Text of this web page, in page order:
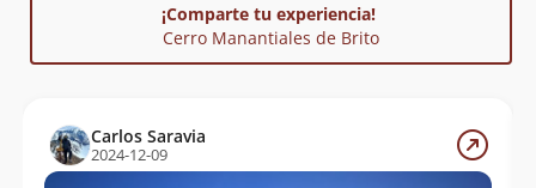
¡Comparte tu experiencia!
Cerro Manantiales de Brito
Carlos Saravia
2024-12-09